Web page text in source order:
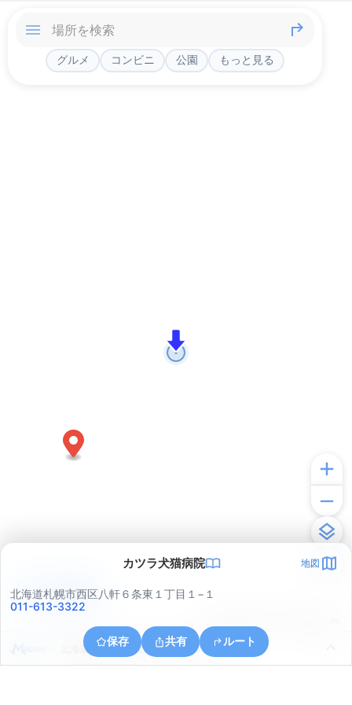
グルメ コンビニ 公園 もっと見る
カツラ犬猫病院 地図
北海道札幌市西区八軒６条東１丁目１−１
011-613-3322
保存 共有 ルート
北海道札幌市北区北２７条西１３丁目３
アプリで見る